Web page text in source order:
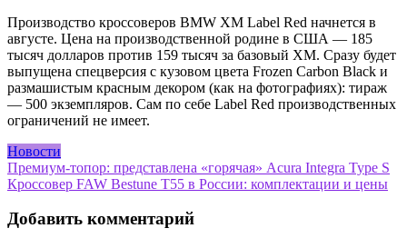
Производство кроссоверов BMW XM Label Red начнется в
августе. Цена на производственной родине в США — 185
тысяч долларов против 159 тысяч за базовый XM. Сразу будет
выпущена спецверсия с кузовом цвета Frozen Carbon Black и
размашистым красным декором (как на фотографиях): тираж
— 500 экземпляров. Сам по себе Label Red производственных
ограничений не имеет.
Новости
Навигация
по
записям
Премиум-топор: представлена «горячая» Acura Integra Type S
Кроссовер FAW Bestune T55 в России: комплектации и цены
Добавить комментарий